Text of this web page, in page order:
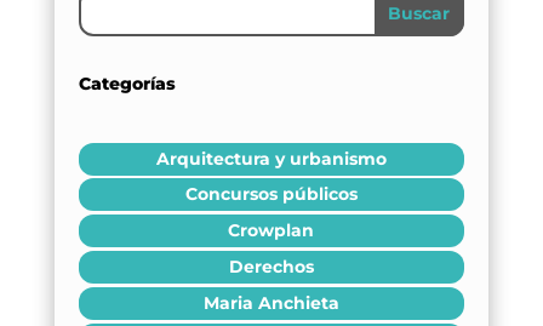
Buscar
Categorías
Arquitectura y urbanismo
Concursos públicos
Crowplan
Derechos
Maria Anchieta